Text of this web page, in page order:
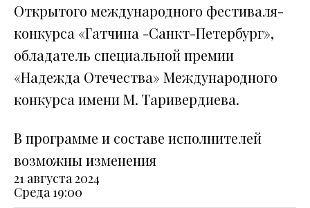
Открытого международного фестиваля-
конкурса «Гатчина -Санкт-Петербург»,
обладатель специальной премии
«Надежда Отечества» Международного
конкурса имени М. Таривердиева.
В программе и составе исполнителей
возможны изменения
21 августа 2024
Среда 19:00